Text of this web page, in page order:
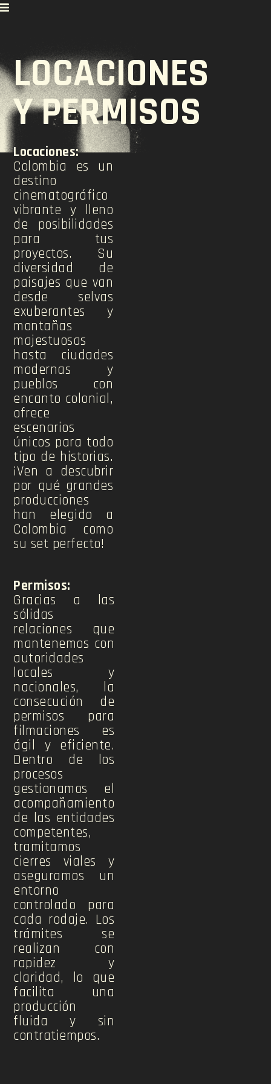
LOCACIONES
Y PERMISOS
Locaciones:
Colombia es un
destino
cinematográfico
vibrante y lleno
de posibilidades
para tus
proyectos. Su
diversidad de
paisajes que van
desde selvas
exuberantes y
montañas
majestuosas
hasta ciudades
modernas y
pueblos con
encanto colonial,
ofrece
escenarios
únicos para todo
tipo de historias.
¡Ven a descubrir
por qué grandes
producciones
han elegido a
Colombia como
su set perfecto!
Permisos:
Gracias a las
sólidas
relaciones que
mantenemos con
autoridades
locales y
nacionales, la
consecución de
permisos para
filmaciones es
ágil y eficiente.
Dentro de los
procesos
gestionamos el
acompañamiento
de las entidades
competentes,
tramitamos
cierres viales y
aseguramos un
entorno
controlado para
cada rodaje. Los
trámites se
realizan con
rapidez y
claridad, lo que
facilita una
producción
fluida y sin
contratiempos.